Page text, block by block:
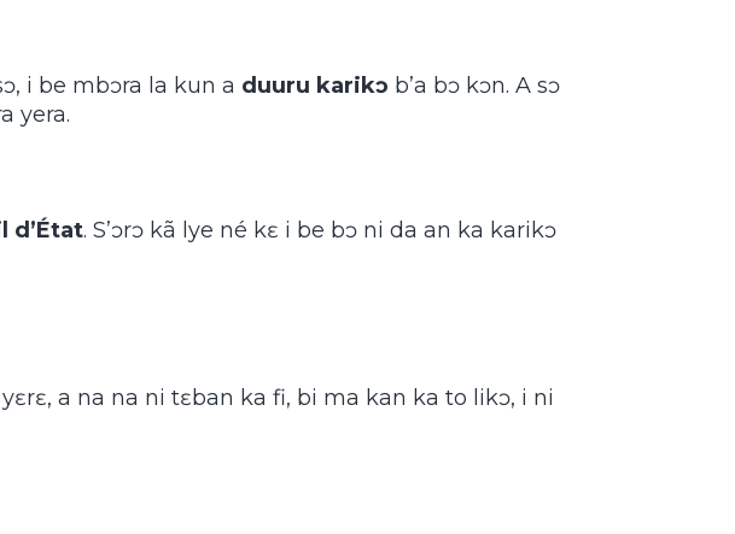
i be mbɔra la kun a duuru karikɔ b’a bɔ kɔn. A sɔ
yera.
d’État. S’ɔrɔ kã lye né kɛ i be bɔ ni da an ka karikɔ
a na na ni tɛban ka fi, bi ma kan ka to likɔ, i ni